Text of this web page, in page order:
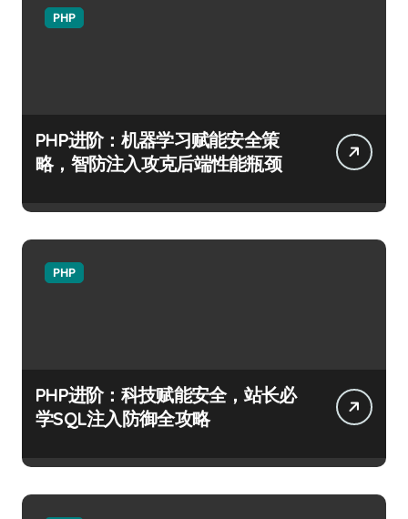
PHP
PHP进阶：机器学习赋能安全策
略，智防注入攻克后端性能瓶颈
PHP
PHP进阶：科技赋能安全，站长必
学SQL注入防御全攻略